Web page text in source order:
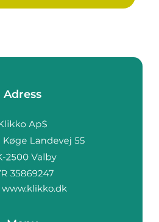
Adress
www.klikko.dk